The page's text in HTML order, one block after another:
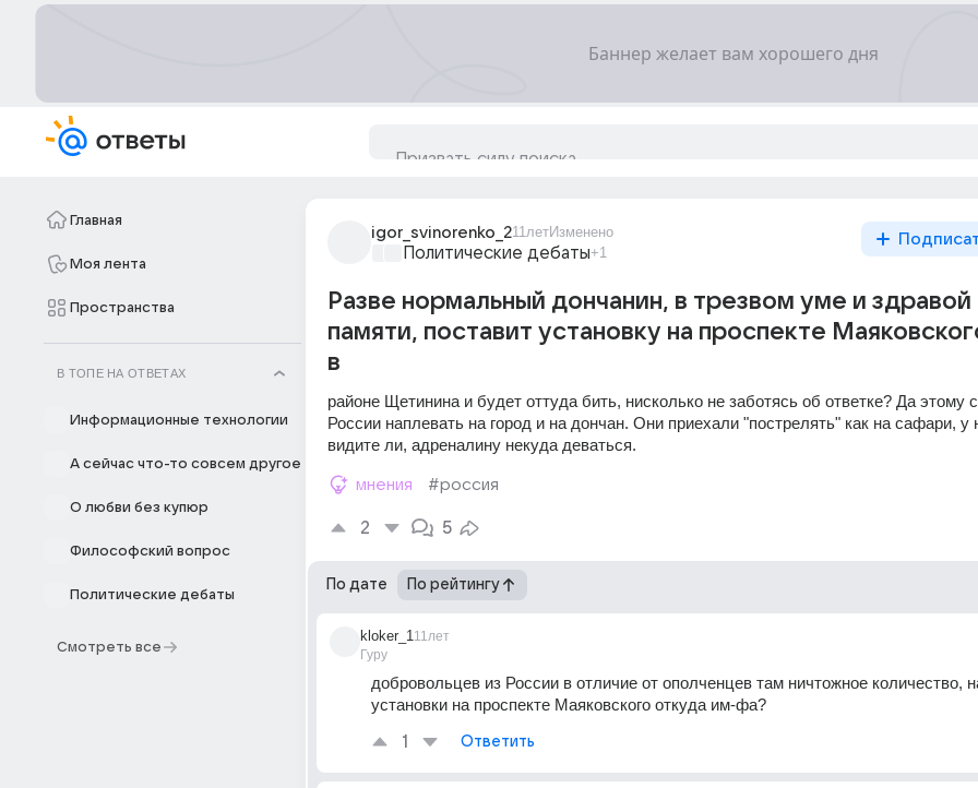
Главная
Моя лента
Пространства
В ТОПЕ НА ОТВЕТАХ
Информационные технологии
А сейчас что-то совсем другое
О любви без купюр
Философский вопрос
Политические дебаты
Смотреть все
igor_svinorenko_211летИзменено
Политические дебаты+1
Разве нормальный дончанин, в трезвом уме и здравой
памяти, поставит установку на проспекте
в
районе Щетинина и будет оттуда бить, нисколько не заботясь об ответке? Да этому
России наплевать на город и на дончан. Они приехали "пострелять" как на сафари, у
видите ли, адреналину некуда деваться.
мнения #россия
2 5
По дате По рейтингу
kloker_1
Гуру
11лет
добровольцев из России в отличие от ополченцев там ничтожное количество,
установки на проспекте Маяковского откуда им-фа?
1 Ответить